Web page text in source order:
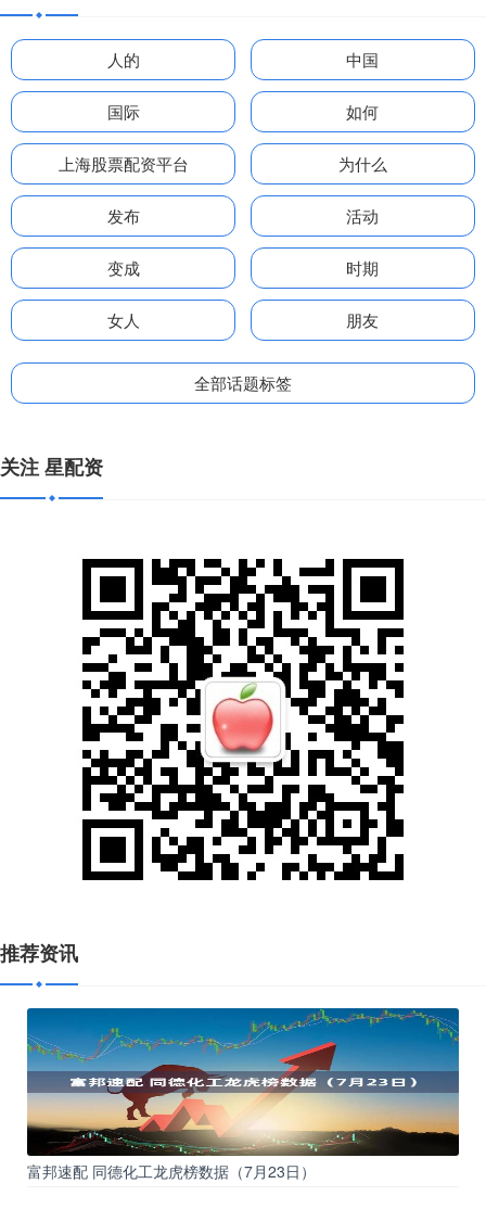
人的 中国
国际 如何
上海股票配资平台 为什么
发布 活动
变成 时期
女人 朋友
全部话题标签
关注 星配资
推荐资讯
富邦速配 同德化工龙虎榜数据（7月23日）